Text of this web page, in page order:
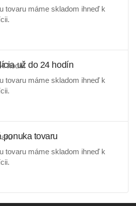
tovaru máme skladom ihneď k
už do 24 hodín
tovaru máme skladom ihneď k
ponuka tovaru
tovaru máme skladom ihneď k